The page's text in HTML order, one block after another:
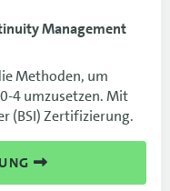
Management
Methoden, um
4 umzusetzen. Mit
(BSI) Zertifizierung.